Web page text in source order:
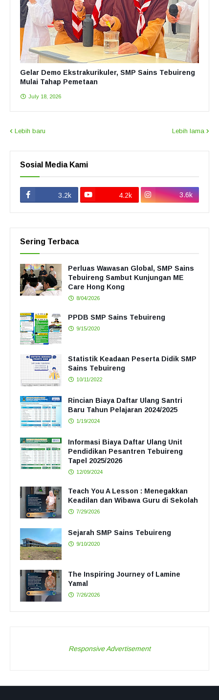
Gelar Demo Ekstrakurikuler, SMP Sains Tebuireng
Mulai Tahap Pemetaan
July 18, 2026
Lebih baru Lebih lama
Sosial Media Kami
3.2k 4.2k 3.6k
Sering Terbaca
Perluas Wawasan Global, SMP Sains
Tebuireng Sambut Kunjungan ME
Care Hong Kong
8/04/2026
PPDB SMP Sains Tebuireng
9/15/2020
Statistik Keadaan Peserta Didik SMP
Sains Tebuireng
10/11/2022
Rincian Biaya Daftar Ulang Santri
Baru Tahun Pelajaran 2024/2025
1/19/2024
Informasi Biaya Daftar Ulang Unit
Pendidikan Pesantren Tebuireng
Tapel 2025/2026
12/09/2024
Teach You A Lesson : Menegakkan
Keadilan dan Wibawa Guru di Sekolah
7/29/2026
Sejarah SMP Sains Tebuireng
9/10/2020
The Inspiring Journey of Lamine
Yamal
7/26/2026
Responsive Advertisement